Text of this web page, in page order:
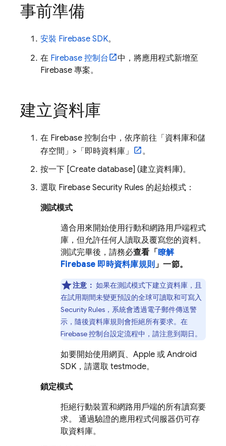
事前準備
安裝 Firebase SDK。
在 Firebase 控制台
中，將應用程式新增至
Firebase 專案。
建立資料庫
在 Firebase 控制台中，依序前往「資料庫和儲
存空間」 >「即時資料庫」
。
按一下 [Create database] (建立資料庫)。
選取 Firebase Security Rules 的起始模式：
測試模式
適合用來開始使用行動和網路用戶端程式
庫，但允許任何人讀取及覆寫您的資料。
測試完畢後，請務必查看「 瞭解
Firebase 即時資料庫規則」一節。
注意： 如果在測試模式下建立資料庫，且
在試用期間未變更預設的全球可讀取和可寫入
Security Rules ，系統會透過電子郵件傳送警
示，隨後資料庫規則會拒絕所有要求。在
Firebase控制台設定流程中，請注意到期日。
如要開始使用網頁、Apple 或 Android
SDK，請選取 testmode。
鎖定模式
拒絕行動裝置和網路用戶端的所有讀寫要
求。 通過驗證的應用程式伺服器仍可存
取資料庫。